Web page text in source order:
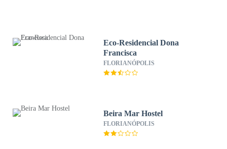
Eco-Residencial Dona
Francisca
FLORIANÓPOLIS
Beira Mar Hostel
FLORIANÓPOLIS